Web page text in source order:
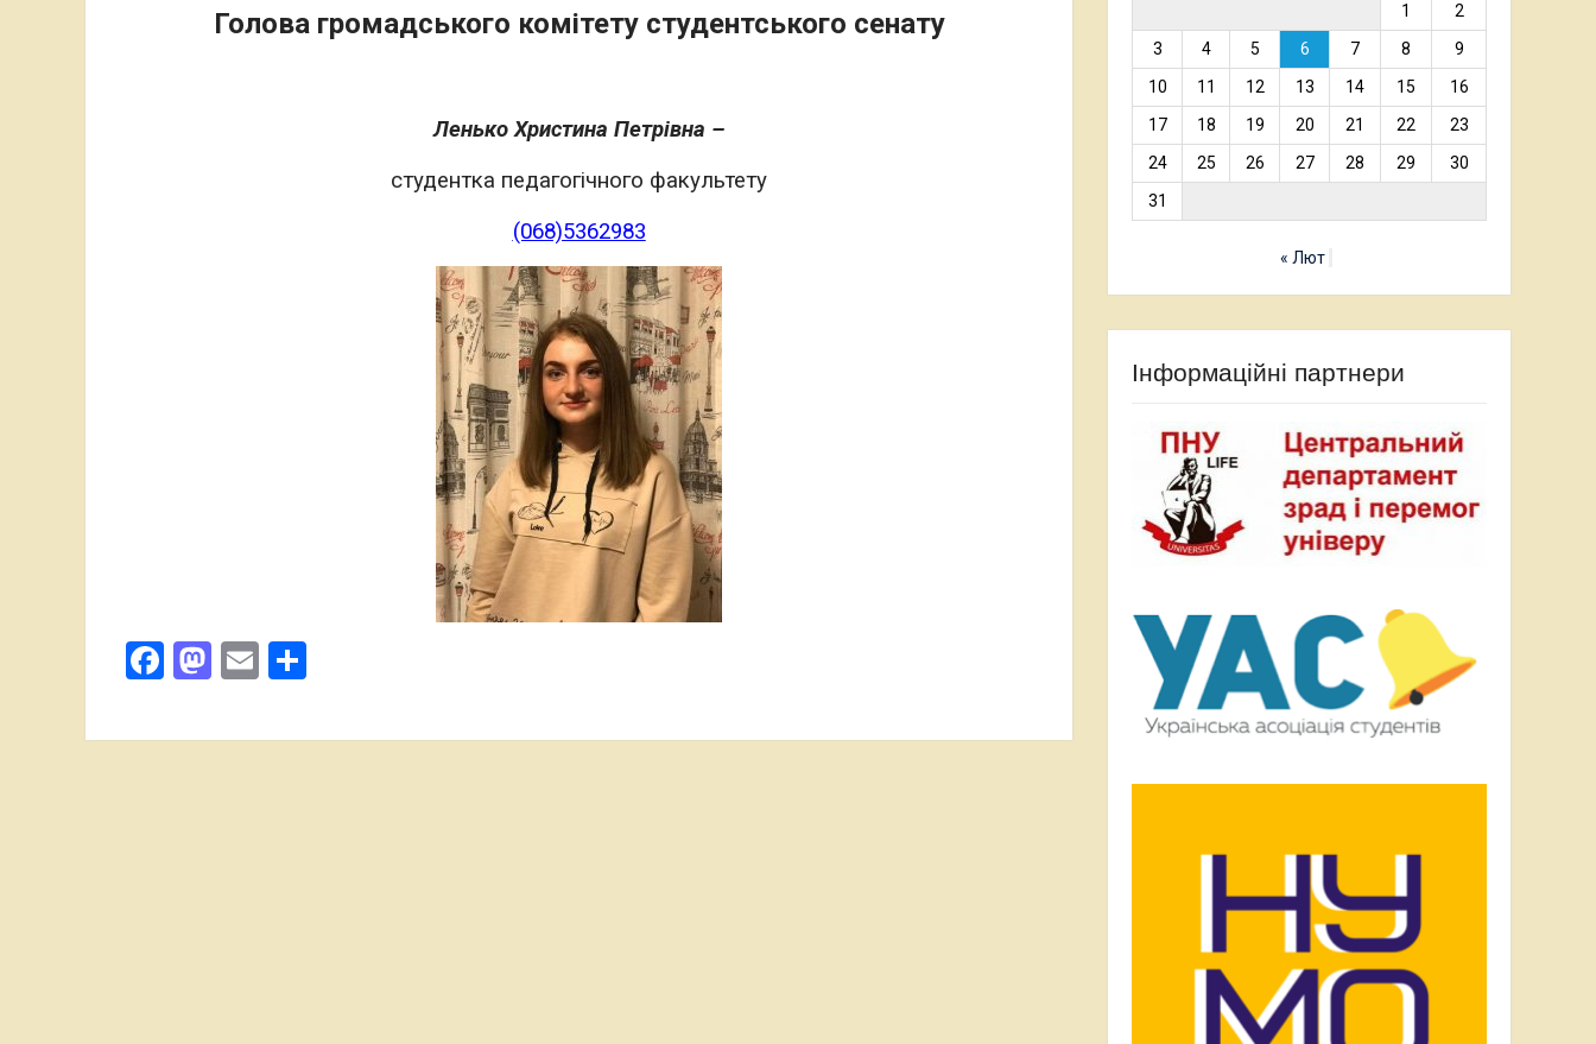
Голова громадського комітету студентського сенату
Ленько Христина Петрівна –
студентка педагогічного факультету
(068)5362983
Facebook
Mastodon
Email
1
2
3
4 5 6 7 8
9
10
11 12 13 14 15
16
17
18 19 20 21 22
23
24
25 26 27 28 29
30
31
« Лют
Інформаційні партнери